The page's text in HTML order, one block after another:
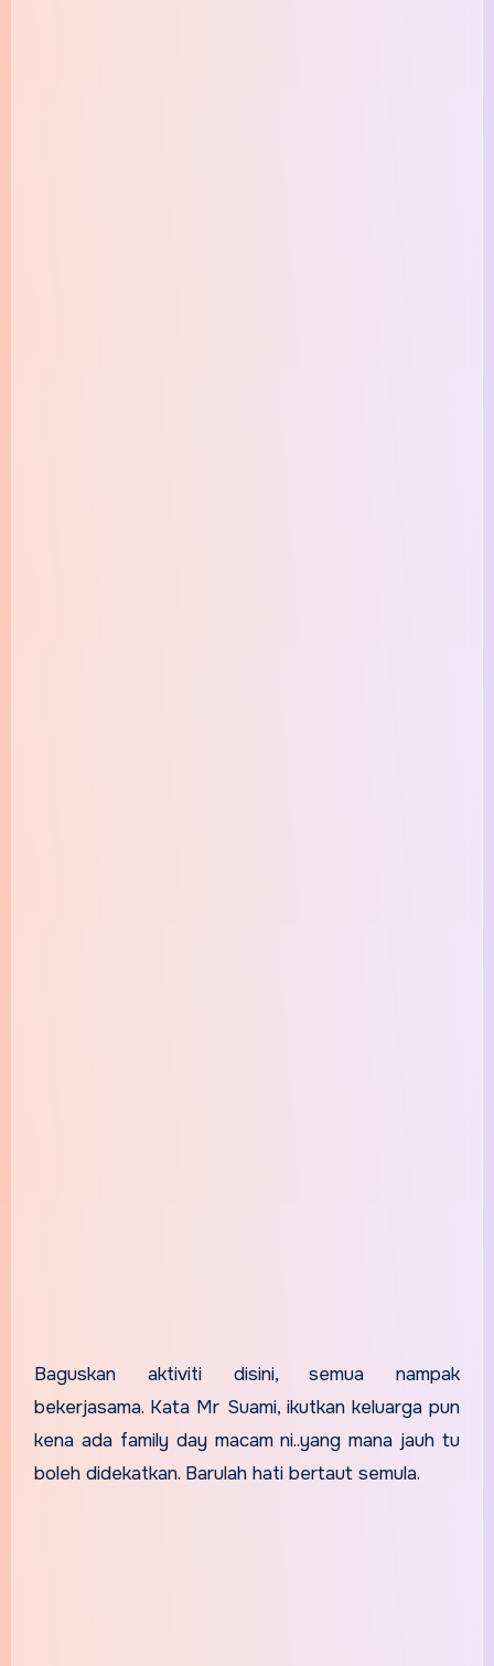
Baguskan aktiviti disini, semua nampak
bekerjasama. Kata Mr Suami, ikutkan keluarga pun
kena ada family day macam ni..yang mana jauh tu
boleh didekatkan. Barulah hati bertaut semula.